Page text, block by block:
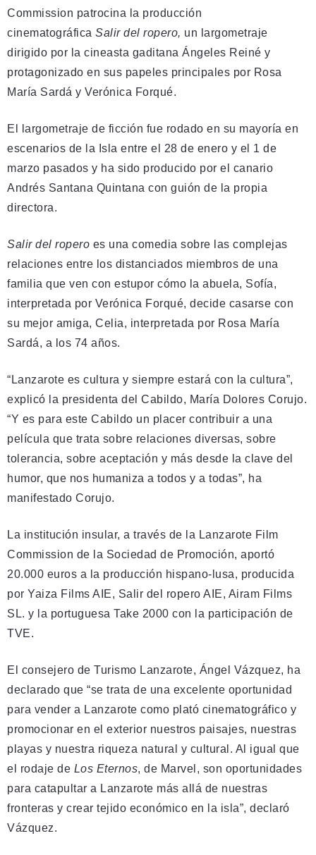
Commission patrocina la producción
cinematográfica Salir del ropero, un largometraje
dirigido por la cineasta gaditana Ángeles Reiné y
protagonizado en sus papeles principales por Rosa
María Sardá y Verónica Forqué.
El largometraje de ficción fue rodado en su mayoría en
escenarios de la Isla entre el 28 de enero y el 1 de
marzo pasados y ha sido producido por el canario
Andrés Santana Quintana con guión de la propia
directora.
Salir del ropero es una comedia sobre las complejas
relaciones entre los distanciados miembros de una
familia que ven con estupor cómo la abuela, Sofía,
interpretada por Verónica Forqué, decide casarse con
su mejor amiga, Celia, interpretada por Rosa María
Sardá, a los 74 años.
“Lanzarote es cultura y siempre estará con la cultura”,
explicó la presidenta del Cabildo, María Dolores Corujo.
“Y es para este Cabildo un placer contribuir a una
película que trata sobre relaciones diversas, sobre
tolerancia, sobre aceptación y más desde la clave del
humor, que nos humaniza a todos y a todas”, ha
manifestado Corujo.
La institución insular, a través de la Lanzarote Film
Commission de la Sociedad de Promoción, aportó
20.000 euros a la producción hispano-lusa, producida
por Yaiza Films AIE, Salir del ropero AIE, Airam Films
SL. y la portuguesa Take 2000 con la participación de
TVE.
El consejero de Turismo Lanzarote, Ángel Vázquez, ha
declarado que “se trata de una excelente oportunidad
para vender a Lanzarote como plató cinematográfico y
promocionar en el exterior nuestros paisajes, nuestras
playas y nuestra riqueza natural y cultural. Al igual que
el rodaje de Los Eternos, de Marvel, son oportunidades
para catapultar a Lanzarote más allá de nuestras
fronteras y crear tejido económico en la isla”, declaró
Vázquez.